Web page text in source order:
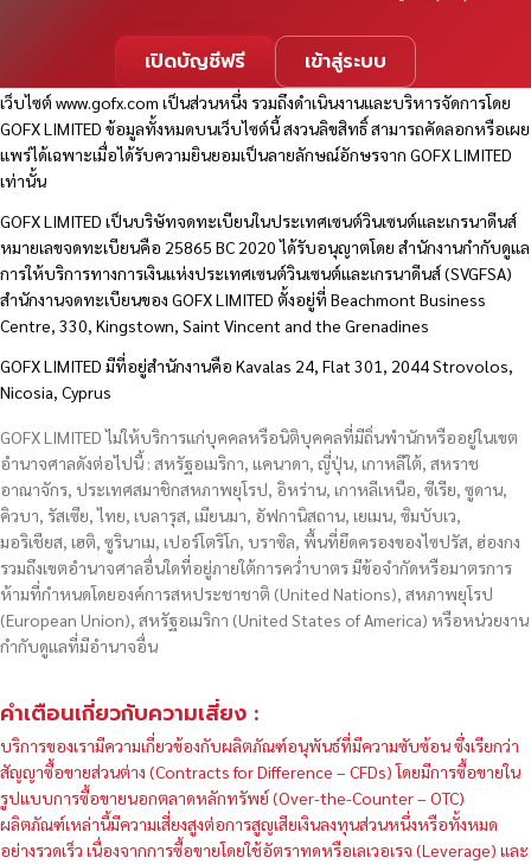
เปิดบัญชีฟรี เข้าสู่ระบบ
เว็บไซต์www.gofx.com เป็นส่วนหนึ่ง รวมถึงดำเนินงานและบริหารจัดการโดย
GOFX LIMITED ข้อมูลทั้งหมดบนเว็บไซต์นี้ สงวนลิขสิทธิ์ สามารถคัดลอกหรือเผย
แพร่ได้เฉพาะเมื่อได้รับความยินยอมเป็นลายลักษณ์อักษรจาก GOFX LIMITED
เท่านั้น
GOFX LIMITED เป็นบริษัทจดทะเบียนในประเทศเซนต์วินเซนต์และเกรนาดีนส์
หมายเลขจดทะเบียนคือ 25865 BC 2020 ได้รับอนุญาตโดย สำนักงานกำกับดูแล
การให้บริการทางการเงินแห่งประเทศเซนต์วินเซนต์และเกรนาดีนส์ (SVGFSA)
สำนักงานจดทะเบียนของ GOFX LIMITED ตั้งอยู่ที่ Beachmont Business
Centre, 330, Kingstown, Saint Vincent and the Grenadines
GOFX LIMITED มีที่อยู่สำนักงานคือ Kavalas 24, Flat 301, 2044 Strovolos,
Nicosia, Cyprus
GOFX LIMITED ไม่ให้บริการแก่บุคคลหรือนิติบุคคลที่มีถิ่นพำนักหรืออยู่ในเขต
อำนาจศาลดังต่อไปนี้ : สหรัฐอเมริกา, แคนาดา, ญี่ปุ่น, เกาหลีใต้, สหราช
อาณาจักร, ประเทศสมาชิกสหภาพยุโรป, อิหร่าน, เกาหลีเหนือ, ซีเรีย, ซูดาน,
คิวบา, รัสเซีย, ไทย, เบลารุส, เมียนมา, อัฟกานิสถาน, เยเมน, ซิมบับเว,
มอริเชียส, เฮติ, ซูรินาเม, เปอร์โตริโก, บราซิล, พื้นที่ยึดครองของไซปรัส, ฮ่องกง
รวมถึงเขตอำนาจศาลอื่นใดที่อยู่ภายใต้การคว่ำบาตร มีข้อจำกัดหรือมาตรการ
ห้ามที่กำหนดโดยองค์การสหประชาชาติ (United Nations), สหภาพยุโรป
(European Union), สหรัฐอเมริกา (United States of America) หรือหน่วยงาน
กำกับดูแลที่มีอำนาจอื่น
คำเตือนเกี่ยวกับความเสี่ยง :
บริการของเรามีความเกี่ยวข้องกับผลิตภัณฑ์อนุพันธ์ที่มีความซับซ้อน ซึ่งเรียกว่า
สัญญาซื้อขายส่วนต่าง (Contracts for Difference – CFDs) โดยมีการซื้อขายใน
รูปแบบการซื้อขายนอกตลาดหลักทรัพย์ (Over-the-Counter – OTC)
ผลิตภัณฑ์เหล่านี้มีความเสี่ยงสูงต่อการสูญเสียเงินลงทุนส่วนหนึ่งหรือทั้งหมด
อย่างรวดเร็ว เนื่องจากการซื้อขายโดยใช้อัตราทดหรือเลเวอเรจ (Leverage) และ